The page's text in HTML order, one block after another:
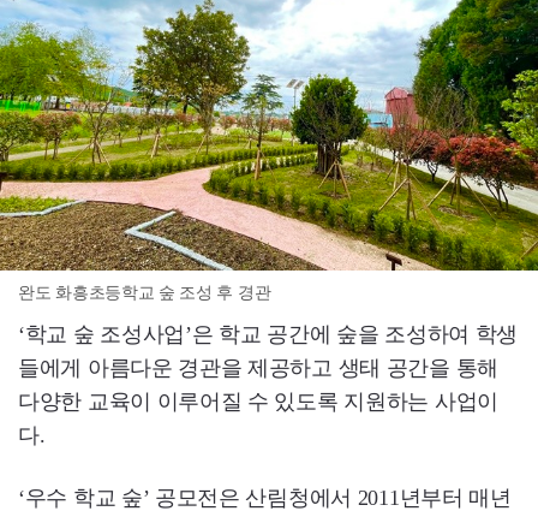
완도 화흥초등학교 숲 조성 후 경관
‘학교 숲 조성사업’은 학교 공간에 숲을 조성하여 학생
들에게 아름다운 경관을 제공하고 생태 공간을 통해
다양한 교육이 이루어질 수 있도록 지원하는 사업이
다.
‘우수 학교 숲’ 공모전은 산림청에서 2011년부터 매년